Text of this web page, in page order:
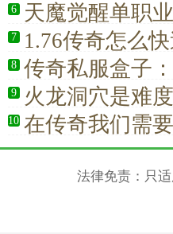
6 天魔觉醒单职
7 1.76传奇怎么
8 传奇私服盒子
9 火龙洞穴是难
10 在传奇我们需
法律免责：只